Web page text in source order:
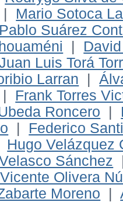
Mario Sotoca
Pablo Suárez
Luis Torá
Larran |
Frank Torres
Roncero
Federico
Hugo Velázquez
Sánchez
Olivera
Moreno |